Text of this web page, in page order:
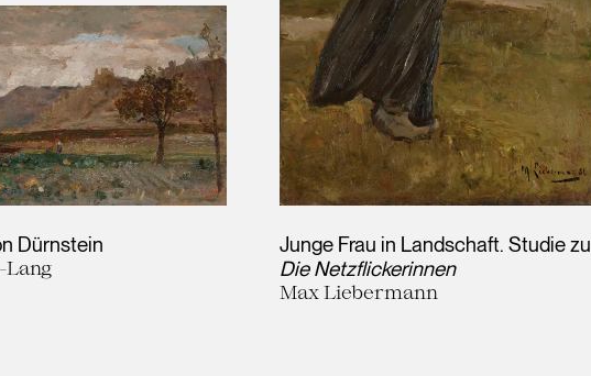
Dürnstein
Lang
Junge Frau in Landschaft. Studie zu
Die Netzflickerinnen
Max Liebermann